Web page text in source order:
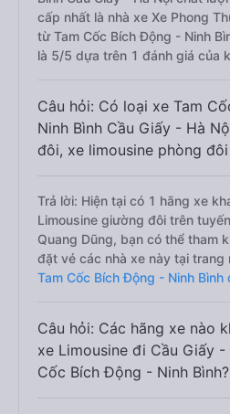
cấp nhất là nhà xe Xe Phong
từ Tam Cốc Bích Động - Ninh
là 5/5 dựa trên 1 đánh giá của
Câu hỏi: Có loại xe Tam
Ninh Bình Cầu Giấy - Hà
đôi, xe limousine phòng
Trả lời: Hiện tại có 1 hãng xe
Limousine giường đôi trên
Quang Dũng, bạn có thể tham
đặt vé các nhà xe này tại trang
Tam Cốc Bích Động - Ninh Bình
Câu hỏi: Các hãng xe nào
xe Limousine đi Cầu Giấy
Cốc Bích Động - Ninh Bình?